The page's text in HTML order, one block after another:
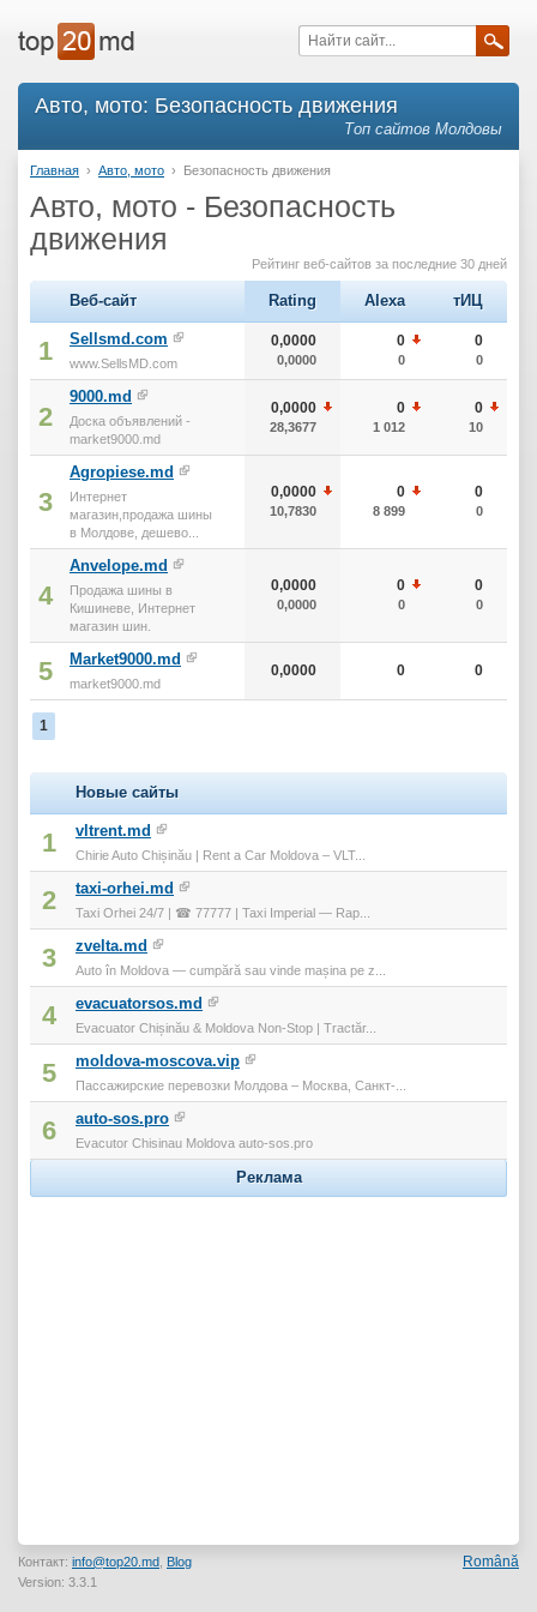
Авто, мото: Безопасность движения
Топ сайтов Молдовы
Главная › Авто, мото › Безопасность движения
Авто, мото - Безопасность
движения
Рейтинг веб-сайтов за последние 30 дней
Веб-сайт Rating Alexa тИЦ
1 Sellsmd.com
www.SellsMD.com
0,0000
0,0000
0
0
0
0
2
9000.md
Доска объявлений -
market9000.md
0,0000
28,3677
0
1 012
0
10
3
Agropiese.md
Интернет
магазин,продажа шины
в Молдове, дешево...
0,0000
10,7830
0
8 899
0
0
4
Anvelope.md
Продажа шины в
Кишиневе, Интернет
магазин шин.
0,0000
0,0000
0
0
0
0
5 Market9000.md
market9000.md
0,0000 0 0
1
Новые сайты
1 vltrent.md
Chirie Auto Chișinău | Rent a Car Moldova – VLT...
2 taxi-orhei.md
Taxi Orhei 24/7 | ☎ 77777 | Taxi Imperial — Rap...
3 zvelta.md
Auto în Moldova — cumpără sau vinde mașina pe z...
4 evacuatorsos.md
Evacuator Chișinău & Moldova Non-Stop | Tractăr...
5 moldova-moscova.vip
Пассажирские перевозки Молдова – Москва, Санкт-...
6 auto-sos.pro
Evacutor Chisinau Moldova auto-sos.pro
Реклама
Контакт: info@top20.md Blog
Version: 3.3.1
Română